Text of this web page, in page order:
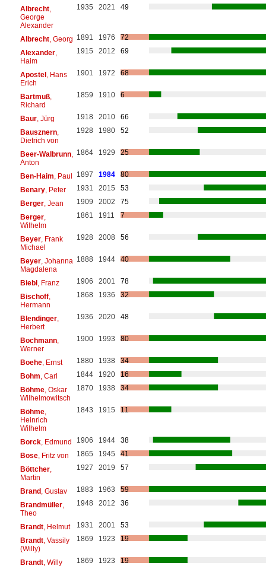
Albrecht,
George
Alexander
1935 2021 49
Albrecht, Georg 1891 1976
72
Alexander,
Haim
1915 2012 69
Apostel, Hans
Erich
1901 1972 68
Bartmuß,
Richard
1859 1910 6
Baur, Jürg 1918 2010
66
Bausznern,
Dietrich von
1928 1980 52
Beer-Walbrunn,
Anton
1864 1929 25
Ben-Haim , Paul 1897 1984
80
Benary, Peter 1931 2015
53
Berger, Jean 1909 2002
75
Berger,
Wilhelm
1861 1911 7
Beyer, Frank
Michael
1928 2008 56
Beyer, Johanna
Magdalena
1888 1944 40
Biebl, Franz 1906 2001
78
Bischoff,
Hermann
1868 1936 32
Blendinger,
Herbert
1936 2020 48
Bochmann,
Werner
1900 1993 80
Boehe, Ernst 1880 1938
34
Bohm , Carl 1844 1920
16
Böhme, Oskar
Wilhelmowitsch
1870 1938 34
Böhme,
Heinrich
Wilhelm
1843 1915 11
Borck, Edmund 1906 1944
38
Bose, Fritz von 1865 1945
41
Böttcher,
Martin
1927 2019 57
Brand, Gustav 1883 1963
59
Brandmüller,
Theo
1948 2012 36
Brandt, Helmut 1931 2001
53
Brandt, Vassily
(Willy)
1869 1923 19
Brandt, Willy 1869 1923
19